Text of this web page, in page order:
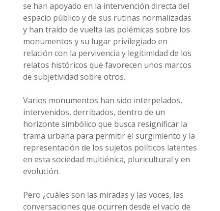
se han apoyado en la intervención directa del
espacio público y de sus rutinas normalizadas
y han traído de vuelta las polémicas sobre los
monumentos y su lugar privilegiado en
relación con la pervivencia y legitimidad de los
relatos históricos que favorecen unos marcos
de subjetividad sobre otros.
Varios monumentos han sido interpelados,
intervenidos, derribados, dentro de un
horizonte simbólico que busca resignificar la
trama urbana para permitir el surgimiento y la
representación de los sujetos políticos latentes
en esta sociedad multiénica, pluricultural y en
evolución.
Pero ¿cuáles son las miradas y las voces, las
conversaciones que ocurren desde el vacío de